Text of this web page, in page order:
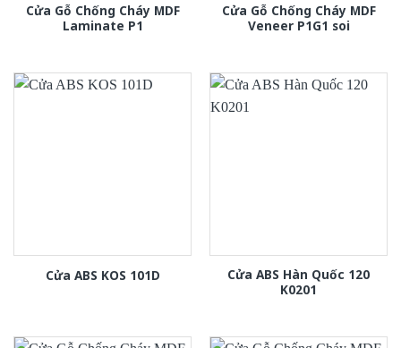
Cửa Gỗ Chống Cháy MDF
Laminate P1
Cửa Gỗ Chống Cháy MDF
Veneer P1G1 soi
Cửa ABS KOS 101D
Cửa ABS Hàn Quốc 120
K0201